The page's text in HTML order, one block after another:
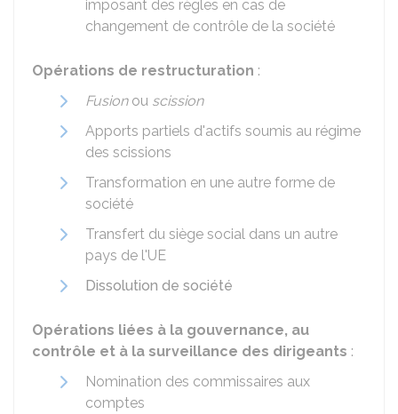
imposant des règles en cas de
changement de contrôle de la société
Opérations de restructuration :
Fusionou scission
Apports partiels d'actifs soumis au régime
des scissions
Transformation en une autre forme de
société
Transfert du siège social dans un autre
pays de l'UE
Dissolution de société
Opérations liées à la gouvernance, au
contrôle et à la surveillance des dirigeants :
Nomination des commissaires aux
comptes